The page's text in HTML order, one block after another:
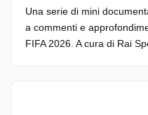
Una serie di mini
a commenti e
FIFA 2026. A cura di Rai